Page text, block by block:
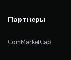
Партнеры
CoinMarketCap